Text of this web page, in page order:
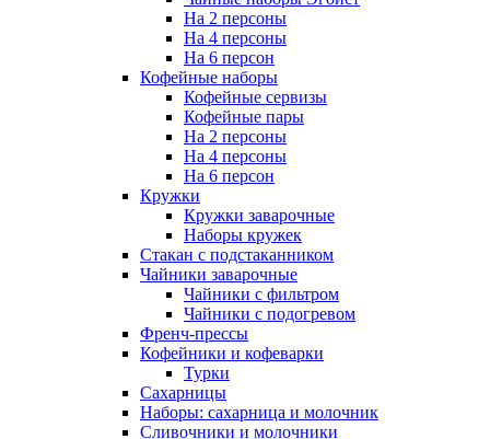
На 2 персоны
На 4 персоны
На 6 персон
Кофейные наборы
Кофейные сервизы
Кофейные пары
На 2 персоны
На 4 персоны
На 6 персон
Кружки
Кружки заварочные
Наборы кружек
Стакан с подстаканником
Чайники заварочные
Чайники с фильтром
Чайники с подогревом
Френч-прессы
Кофейники и кофеварки
Турки
Сахарницы
Наборы: сахарница и молочник
Сливочники и молочники